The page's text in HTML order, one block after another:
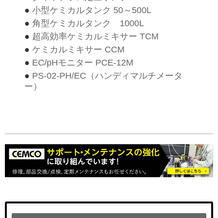
● 小型ケミカルタンク 50～500L
● 角型ケミカルタンク 1000L
● 超高効率ケミカルミキサー TCM
● ケミカルミキサー CCM
● EC/pHモニター PCE-12M
● PS-02-PH/EC（ハンディマルチメータ
ー）